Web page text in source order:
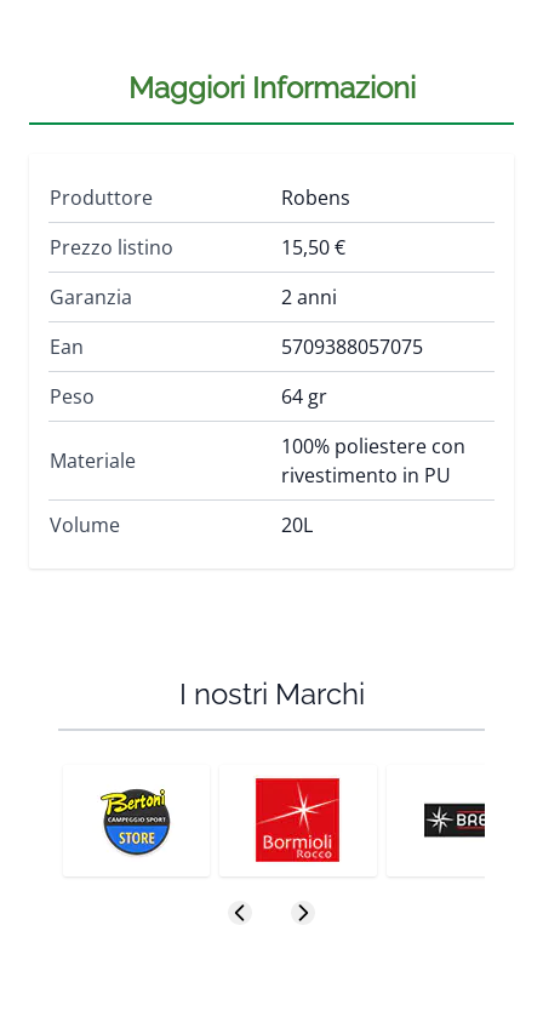
Maggiori Informazioni
Produttore
Robens
Prezzo listino
15,50 €
Garanzia
2 anni
Ean
5709388057075
Peso
64 gr
Materiale
100% poliestere con
rivestimento in PU
Volume
20L
I nostri Marchi